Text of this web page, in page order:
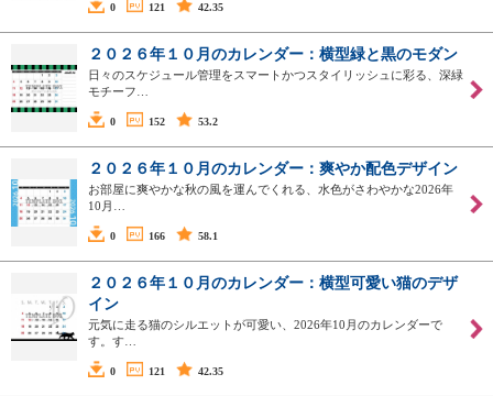
0 121 42.35
２０２６年１０月のカレンダー：横型緑と黒のモダン
日々のスケジュール管理をスマートかつスタイリッシュに彩る、深緑
モチーフ…
0 152 53.2
２０２６年１０月のカレンダー：爽やか配色デザイン
お部屋に爽やかな秋の風を運んでくれる、水色がさわやかな2026年
10月…
0 166 58.1
２０２６年１０月のカレンダー：横型可愛い猫のデザ
イン
元気に走る猫のシルエットが可愛い、2026年10月のカレンダーで
す。す…
0 121 42.35